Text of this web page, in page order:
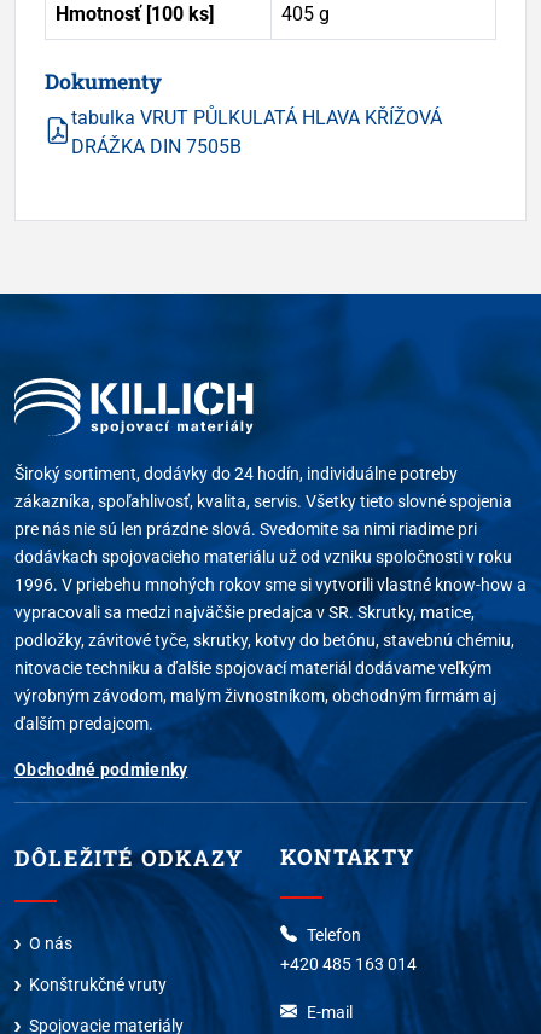
Hmotnosť [100 ks] 405 g
Dokumenty
tabulka VRUT PŮLKULATÁ HLAVA KŘÍŽOVÁ
DRÁŽKA DIN 7505B
Široký sortiment, dodávky do 24 hodín, individuálne potreby
zákazníka, spoľahlivosť, kvalita, servis. Všetky tieto slovné spojenia
pre nás nie sú len prázdne slová. Svedomite sa nimi riadime pri
dodávkach spojovacieho materiálu už od vzniku spoločnosti v roku
1996. V priebehu mnohých rokov sme si vytvorili vlastné know-how a
vypracovali sa medzi najväčšie predajca v SR. Skrutky, matice,
podložky, závitové tyče, skrutky, kotvy do betónu, stavebnú chémiu,
nitovacie techniku a ďalšie spojovací materiál dodávame veľkým
výrobným závodom, malým živnostníkom, obchodným firmám aj
ďalším predajcom.
Obchodné podmienky
DÔLEŽITÉ ODKAZY
O nás
Konštrukčné vruty
Spojovacie materiály
KONTAKTY
Telefon
+420 485 163 014
E-mail